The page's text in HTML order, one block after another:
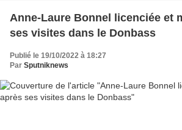
Anne-Laure Bonnel licenciée et
ses visites dans le Donbass
Publié le 19/10/2022 à 18:27
Par Sputniknews